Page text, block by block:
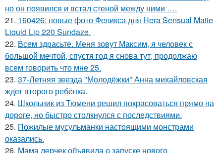
но он появился и встал стеной между ними ….
21. 160426: новые фото Феликса для Hera Sensual Matte
Liquid Lip 220 Sundaze.
22. Всем здрасьте. Меня зовут Максим, я человек с
большой мечтой, спустя год я снова тут, продолжаю
всем говорить что мне 25.
23. 37-Летняя звезда "Молодёжки" Анна михайловская
ждет второго ребёнка.
24. Школьник из Тюмени решил покрасоваться прямо на
дороге, но быстро столкнулся с последствиями.
25. Пожилые мусульманки настоящими монстрами
оказались.
26. Мама лерчек объявила о запуске нового